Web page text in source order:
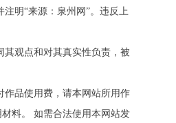
明“来源：泉州网”。违反上
观点和对其真实性负责，被
品使用费，请本网站所用作
料。 如需合法使用本网站发